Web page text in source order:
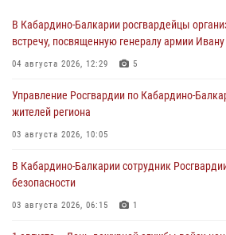
В Кабардино-Балкарии росгвардейцы
встречу, посвященную генералу армии
04 августа 2026, 12:29 5
Управление Росгвардии по Кабардино-
жителей региона
03 августа 2026, 10:05
В Кабардино‑Балкарии сотрудник
безопасности
03 августа 2026, 06:15 1